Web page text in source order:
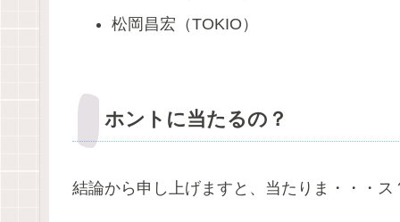
松岡昌宏（TOKIO）
ホントに当たるの？
結論から申し上げますと、当たりま・・・ス